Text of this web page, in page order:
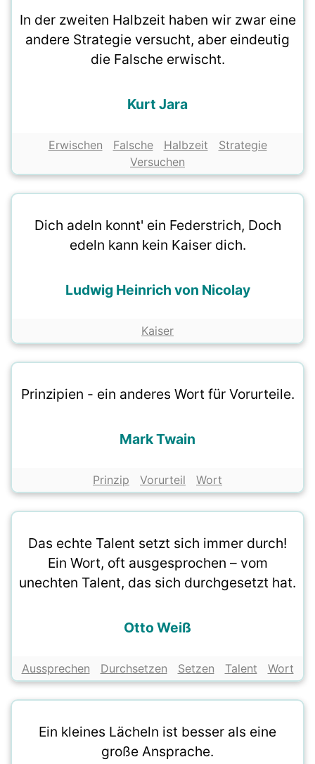
In der zweiten Halbzeit haben wir zwar eine
andere Strategie versucht, aber eindeutig
die Falsche erwischt.
Kurt Jara
Erwischen Falsche Halbzeit
Strategie
Versuchen
Dich adeln konnt' ein Federstrich, Doch
edeln kann kein Kaiser dich.
Ludwig Heinrich von Nicolay
Kaiser
Prinzipien - ein anderes Wort für Vorurteile.
Mark Twain
Prinzip Vorurteil Wort
Das echte Talent setzt sich immer durch!
Ein Wort, oft ausgesprochen – vom
unechten Talent, das sich durchgesetzt hat.
Otto Weiß
Aussprechen Durchsetzen Setzen Talent Wort
Ein kleines Lächeln ist besser als eine
große Ansprache.